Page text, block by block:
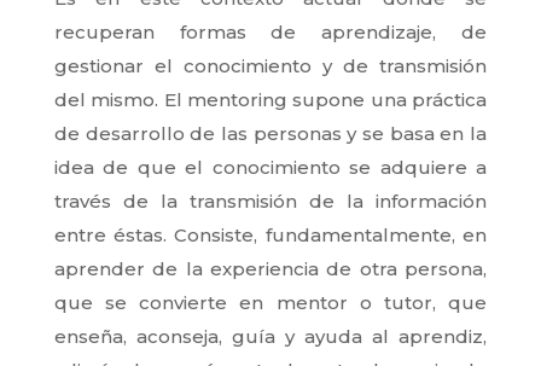
recuperan formas de aprendizaje, de
gestionar el conocimiento y de transmisión
del mismo. El mentoring supone una práctica
de desarrollo de las personas y se basa en la
idea de que el conocimiento se adquiere a
través de la transmisión de la información
entre éstas. Consiste, fundamentalmente, en
aprender de la experiencia de otra persona,
que se convierte en mentor o tutor, que
enseña, aconseja, guía y ayuda al aprendiz,